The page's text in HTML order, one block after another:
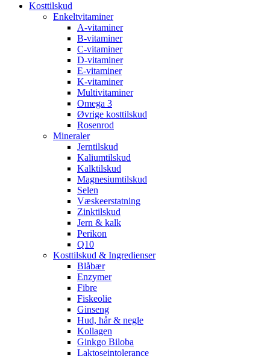
Kosttilskud
Enkeltvitaminer
A-vitaminer
B-vitaminer
C-vitaminer
D-vitaminer
E-vitaminer
K-vitaminer
Multivitaminer
Omega 3
Øvrige kosttilskud
Rosenrod
Mineraler
Jerntilskud
Kaliumtilskud
Kalktilskud
Magnesiumtilskud
Selen
Væskeerstatning
Zinktilskud
Jern & kalk
Perikon
Q10
Kosttilskud & Ingredienser
Blåbær
Enzymer
Fibre
Fiskeolie
Ginseng
Hud, hår & negle
Kollagen
Ginkgo Biloba
Laktoseintolerance